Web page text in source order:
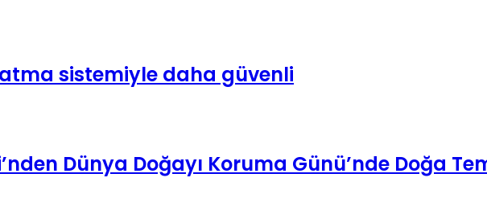
sistemiyle daha güvenli
Dünya Doğayı Koruma Günü’nde Doğa